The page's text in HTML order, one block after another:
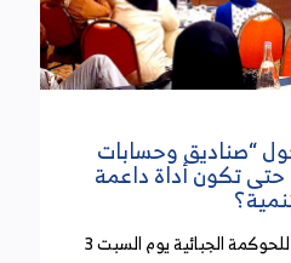
جهوي لمراقبة الأداءات
“صناديق وحسابات
حتى تكون أداة داعمة
نظمت الجمعية التونسية للحوكمة الجبائية يوم السبت 3